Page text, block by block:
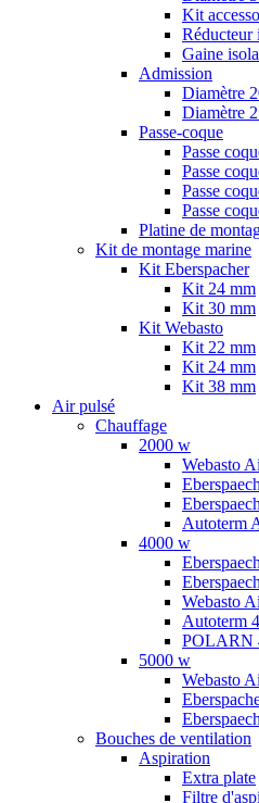
Kit
Réducteur
Gaine
Admission
Diamètre
Diamètre
Passe-coque
Passe
Passe
Passe
Passe
Platine de
Kit de montage marine
Kit Eberspacher
Kit 24 mm
Kit 30 mm
Kit Webasto
Kit 22 mm
Kit 24 mm
Kit 38 mm
Air pulsé
Chauffage
2000 w
Webasto
Autoterm
4000 w
Webasto
Autoterm
POLARN
5000 w
Webasto
Bouches de ventilation
Aspiration
Extra plate
Filtre